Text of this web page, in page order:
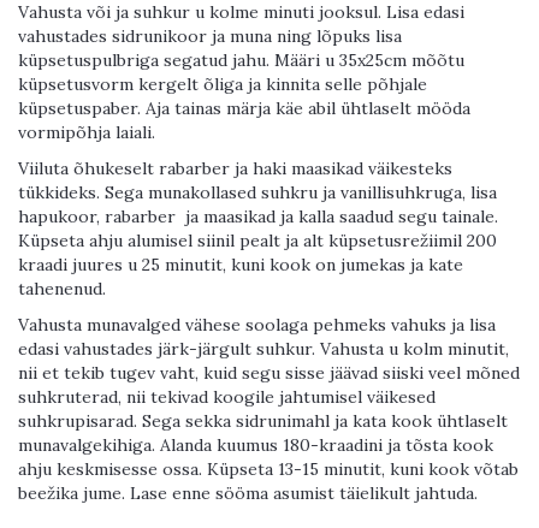
Vahusta või ja suhkur u kolme minuti jooksul. Lisa edasi
vahustades sidrunikoor ja muna ning lõpuks lisa
küpsetuspulbriga segatud jahu. Määri u 35x25cm mõõtu
küpsetusvorm kergelt õliga ja kinnita selle põhjale
küpsetuspaber. Aja tainas märja käe abil ühtlaselt mööda
vormipõhja laiali.
Viiluta õhukeselt rabarber ja haki maasikad väikesteks
tükkideks. Sega munakollased suhkru ja vanillisuhkruga, lisa
hapukoor, rabarber ja maasikad ja kalla saadud segu tainale.
Küpseta ahju alumisel siinil pealt ja alt küpsetusrežiimil 200
kraadi juures u 25 minutit, kuni kook on jumekas ja kate
tahenenud.
Vahusta munavalged vähese soolaga pehmeks vahuks ja lisa
edasi vahustades järk-järgult suhkur. Vahusta u kolm minutit,
nii et tekib tugev vaht, kuid segu sisse jäävad siiski veel mõned
suhkruterad, nii tekivad koogile jahtumisel väikesed
suhkrupisarad. Sega sekka sidrunimahl ja kata kook ühtlaselt
munavalgekihiga. Alanda kuumus 180-kraadini ja tõsta kook
ahju keskmisesse ossa. Küpseta 13-15 minutit, kuni kook võtab
beežika jume. Lase enne sööma asumist täielikult jahtuda.